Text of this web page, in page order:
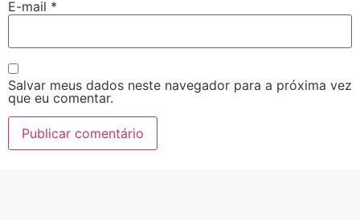
E-mail *
Salvar meus dados neste navegador para a próxima vez
que eu comentar.